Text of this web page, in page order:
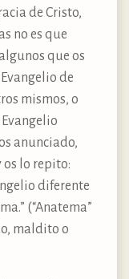
de Cristo,
no es que
que os
de
mismos, o
anunciado,
os lo repito:
diferente
(“Anatema”
maldito o